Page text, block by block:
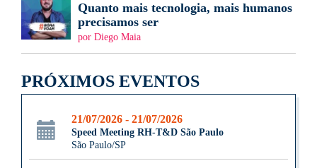
Quanto mais tecnologia, mais humanos
precisamos ser
por Diego Maia
PRÓXIMOS EVENTOS
21/07/2026 - 21/07/2026
Speed Meeting RH-T&D São Paulo
São Paulo/SP